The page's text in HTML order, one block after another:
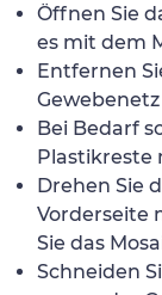
Öffnen Sie
es mit dem
Entfernen
Bei Bedarf
Plastikreste
Drehen Sie
Vorderseite
Sie das
Schneiden